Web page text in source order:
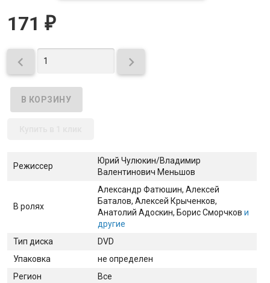
171 ₽
 
Режиссер
Юрий Чулюкин/Владимир
Валентинович Меньшов
В ролях
Александр Фатюшин, Алексей
Баталов, Алексей Крыченков,
Анатолий Адоскин, Борис Сморчков и
другие
Тип диска
DVD
Упаковка
не определен
Регион
Все